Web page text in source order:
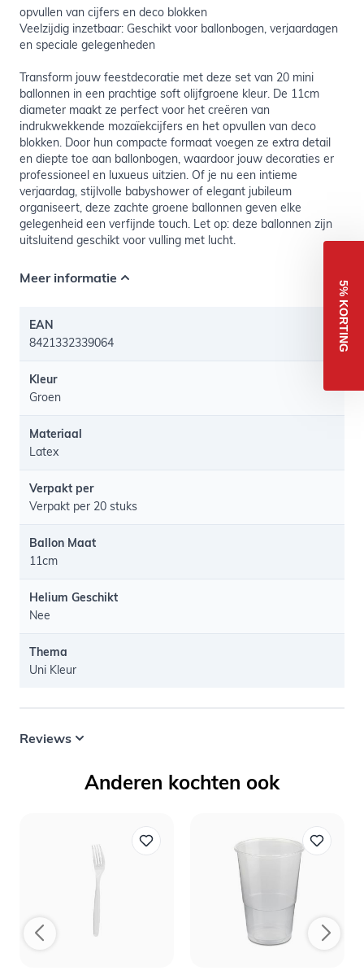
opvullen van cijfers en deco blokken
Veelzijdig inzetbaar: Geschikt voor ballonbogen, verjaardagen
en speciale gelegenheden
Transform jouw feestdecoratie met deze set van 20 mini
ballonnen in een prachtige soft olijfgroene kleur. De 11cm
diameter maakt ze perfect voor het creëren van
indrukwekkende mozaïekcijfers en het opvullen van deco
blokken. Door hun compacte formaat voegen ze extra detail
en diepte toe aan ballonbogen, waardoor jouw decoraties er
professioneel en luxueus uitzien. Of je nu een intieme
verjaardag, stijlvolle babyshower of elegant jubileum
organiseert, deze zachte groene ballonnen geven elke
gelegenheid een verfijnde touch. Let op: deze ballonnen zijn
uitsluitend geschikt voor vulling met lucht.
Meer informatie
EAN
8421332339064
Kleur
Groen
Materiaal
Latex
Verpakt per
Verpakt per 20 stuks
Ballon Maat
11cm
Helium Geschikt
Nee
Thema
Uni Kleur
Reviews
Anderen kochten ook
5% KORTING